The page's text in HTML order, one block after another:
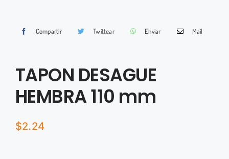
Compartir Twittear Enviar Mail
TAPON DESAGUE
HEMBRA 110 mm
$2.24